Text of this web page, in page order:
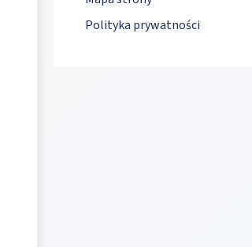
Polityka prywatności